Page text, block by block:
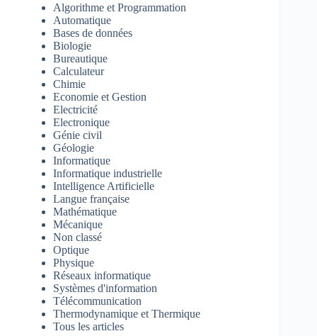
Algorithme et Programmation
Automatique
Bases de données
Biologie
Bureautique
Calculateur
Chimie
Economie et Gestion
Electricité
Electronique
Génie civil
Géologie
Informatique
Informatique industrielle
Intelligence Artificielle
Langue française
Mathématique
Mécanique
Non classé
Optique
Physique
Réseaux informatique
Systèmes d'information
Télécommunication
Thermodynamique et Thermique
Tous les articles